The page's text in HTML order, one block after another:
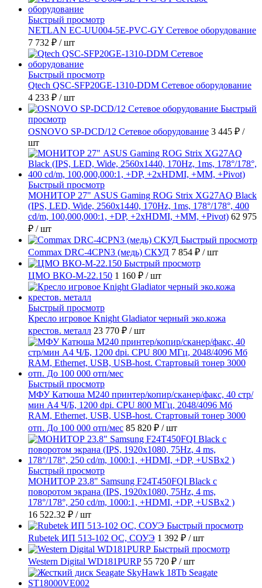
Быстрый просмотр
NETLAN EC-UU004-5E-PVC-GY Сетевое оборудование
7 732 ₽ / шт
Быстрый просмотр
Qtech QSC-SFP20GE-1310-DDM Сетевое оборудование
4 233 ₽ / шт
Быстрый
просмотр
OSNOVO SP-DCD/12 Сетевое оборудование 3 445 ₽ /
шт
Быстрый просмотр
МОНИТОР 27" ASUS Gaming ROG Strix XG27AQ Black
(IPS, LED, Wide, 2560x1440, 170Hz, 1ms, 178°/178°, 400
cd/m, 100,000,000:1, +DP, +2хHDMI, +MM, +Pivot) 62 975
₽ / шт
Быстрый просмотр
Commax DRC-4CPN3 (медь) СКУД 7 854 ₽ / шт
Быстрый просмотр
ЦМО ВКО-М-22.150 1 160 ₽ / шт
Быстрый просмотр
Кресло игровое Knight Gladiator черный эко.кожа
крестов. металл 23 770 ₽ / шт
Быстрый просмотр
МФУ Катюша M240 принтер/копир/сканер/факс, 40 стр/
мин А4 Ч/Б, 1200 dpi. CPU 800 МГц, 2048/4096 Мб
RAM, Ethernet, USB, USB-host. Стартовый тонер 3000
отп. До 100 000 отп/мес 85 820 ₽ / шт
Быстрый просмотр
МОНИТОР 23.8" Samsung F24T450FQI Black с
поворотом экрана (IPS, 1920x1080, 75Hz, 4 ms,
178°/178°, 250 cd/m, 1000:1, +HDMI, +DP, +USBx2 )
16 522.32 ₽ / шт
Быстрый просмотр
Rubetek ИП 513-102 ОС, СОУЭ 1 392 ₽ / шт
Быстрый просмотр
Western Digital WD181PURP 55 720 ₽ / шт